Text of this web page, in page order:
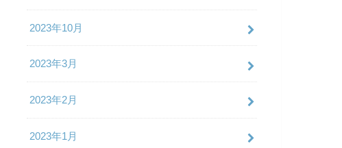
2023年10月
2023年3月
2023年2月
2023年1月